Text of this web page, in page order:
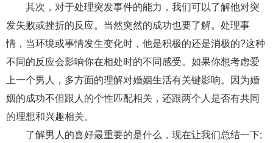
其次，对于处理突发事件的能力，我们可以了解他对突
发失败或挫折的反应。当然突然的成功也要了解。处理事
情，当环境或事情发生变化时，他是积极的还是消极的?这种
不同的反应会影响你在相处时的不同感受。如果你想考虑爱
上一个男人，多方面的理解对婚姻生活有关键影响。因为婚
姻的成功不但跟人的个性匹配相关，还跟两个人是否有共同
的理想和兴趣相关。
了解男人的喜好最重要的是什么，现在让我们总结一下;